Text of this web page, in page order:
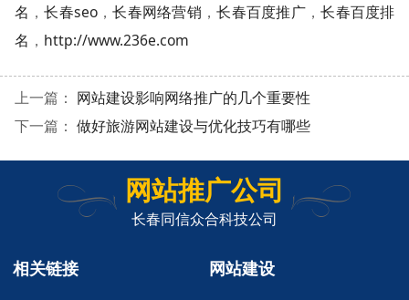
名 ，长春seo，长春网络营销 ，长春百度推广，长春百度排
名 ， http://www.236e.com
上一篇： 网站建设影响网络推广的几个重要性
下一篇： 做好旅游网站建设与优化技巧有哪些
网站推广公司
长春同信众合科技公司
相关链接 网站建设